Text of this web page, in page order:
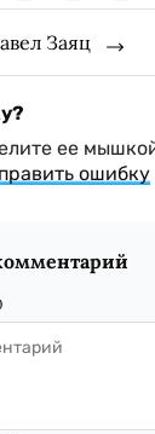
Заяц
ее
ошибку